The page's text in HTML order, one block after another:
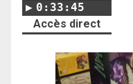
0:33:45
Accès direct